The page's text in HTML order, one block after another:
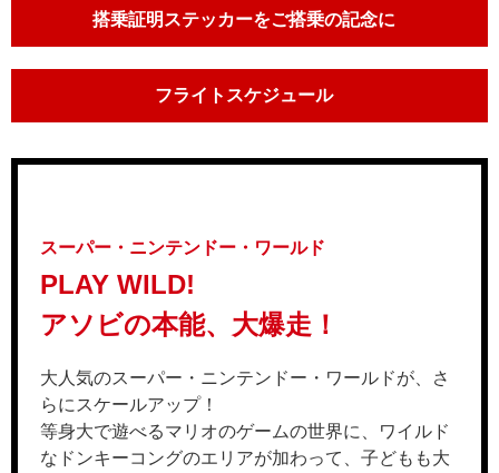
搭乗証明ステッカーをご搭乗の記念に
フライトスケジュール
スーパー・ニンテンドー・ワールド
PLAY WILD!
アソビの本能、大爆走！
大人気のスーパー・ニンテンドー・ワールドが、さ
らにスケールアップ！
等身大で遊べるマリオのゲームの世界に、ワイルド
なドンキーコングのエリアが加わって、子どもも大